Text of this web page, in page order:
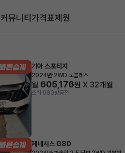
커뮤니티가격표제원
기아 스포티지
2024년·2WD 노블레스
월 605,176원 X 32개월
조회 980방금전
제네시스 G80